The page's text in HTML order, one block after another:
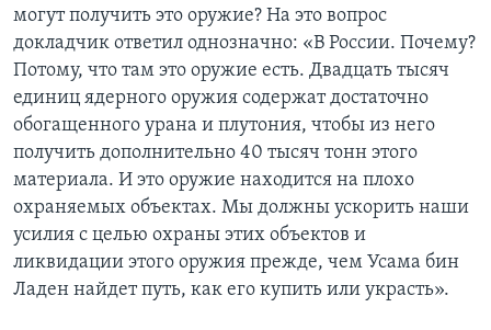
могут получить это оружие? На это вопрос
докладчик ответил однозначно: «В России. Почему?
Потому, что там это оружие есть. Двадцать тысяч
единиц ядерного оружия содержат достаточно
обогащенного урана и плутония, чтобы из него
получить дополнительно 40 тысяч тонн этого
материала. И это оружие находится на плохо
охраняемых объектах. Мы должны ускорить наши
усилия с целью охраны этих объектов и
ликвидации этого оружия прежде, чем Усама бин
Ладен найдет путь, как его купить или украсть».